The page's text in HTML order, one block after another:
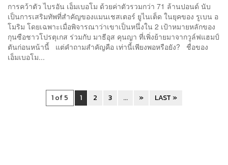
การคว้าตัว ไบรอัน เอ็มเบอโม ด้วยค่าตัวรวมกว่า 71 ล้านปอนด์ นับ
เป็นการเสริมทัพที่สำคัญของแมนเชสเตอร์ ยูไนเต็ด ในยุคของ รูเบน อ
โมริม โดยเฉพาะเมื่อพิจารณาว่าเขาเป็นหนึ่งใน 2 เป้าหมายหลักของ
กุนซือชาวโปรตุเกส ร่วมกับ มาธีอุส คุนญา ที่เพิ่งย้ายมาจากวูล์ฟแฮมป์
ตันก่อนหน้านี้ แต่คำถามสำคัญคือ เท่านี้เพียงพอหรือยัง? ชื่อของ
เอ็มเบอโม...
1 of 5 1 2 3 ... » LAST »